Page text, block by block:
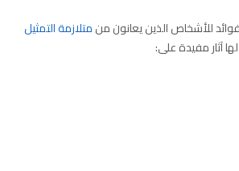
للأشخاص الذين يعانون منمتلازمة التمثيل
آثار مفيدة على: